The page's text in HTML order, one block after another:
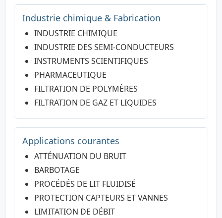
Industrie chimique & Fabrication
INDUSTRIE CHIMIQUE
INDUSTRIE DES SEMI-CONDUCTEURS
INSTRUMENTS SCIENTIFIQUES
PHARMACEUTIQUE
FILTRATION DE POLYMÈRES
FILTRATION DE GAZ ET LIQUIDES
Applications courantes
ATTÉNUATION DU BRUIT
BARBOTAGE
PROCÉDÉS DE LIT FLUIDISÉ
PROTECTION CAPTEURS ET VANNES
LIMITATION DE DÉBIT